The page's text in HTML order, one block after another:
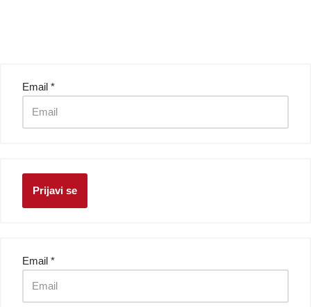
Email *
Prijavi se
Email *